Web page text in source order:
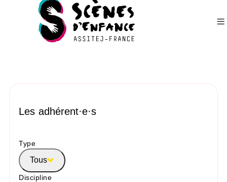
Les adhérent·e·s
Type
Tous
Discipline